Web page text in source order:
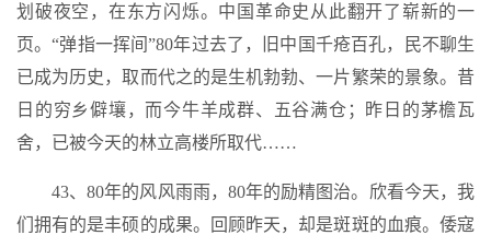
划破夜空，在东方闪烁。中国革命史从此翻开了崭新的一
页。“弹指一挥间”80年过去了，旧中国千疮百孔，民不聊生
已成为历史，取而代之的是生机勃勃、一片繁荣的景象。昔
日的穷乡僻壤，而今牛羊成群、五谷满仓；昨日的茅檐瓦
舍，已被今天的林立高楼所取代……
43、80年的风风雨雨，80年的励精图治。欣看今天，我
们拥有的是丰硕的成果。回顾昨天，却是斑斑的血痕。倭寇